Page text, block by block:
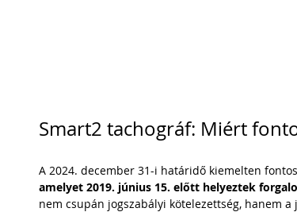
Smart2 tachográf: Miért
A 2024. december 31-i határidő kiemelten
amelyet 2019. június 15. előtt helyeztek
nem csupán jogszabályi kötelezettség, hanem